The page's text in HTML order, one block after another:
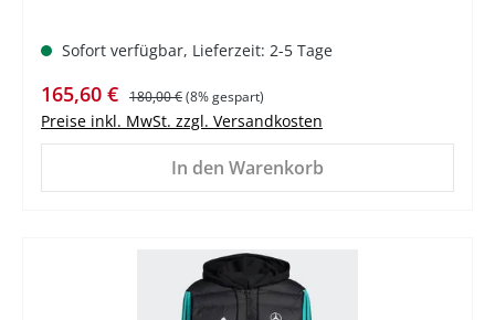
Sofort verfügbar, Lieferzeit: 2-5 Tage
Verkaufspreis:
165,60 € Regulärer Preis:
180,00 €(8% gespart)
Preise inkl. MwSt. zzgl. Versandkosten
In den Warenkorb